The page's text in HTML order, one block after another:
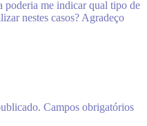
poderia me indicar qual tipo de
nestes casos? Agradeço
Campos obrigatórios